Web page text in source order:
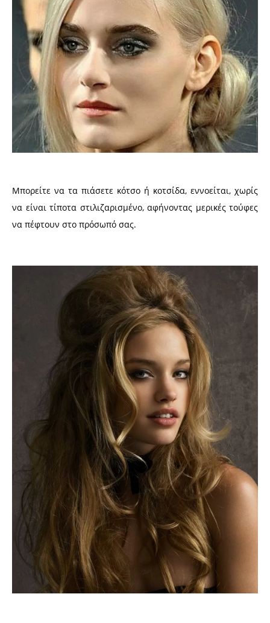
Μπορείτε να τα πιάσετε κότσο ή κοτσίδα, εννοείται, χωρίς
να είναι τίποτα στιλιζαρισμένο, αφήνοντας μερικές τούφες
να πέφτουν στο πρόσωπό σας.